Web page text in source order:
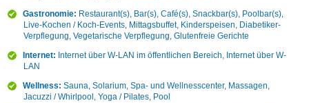
Gastronomie: Restaurant(s), Bar(s), Café(s), Snackbar(s), Poolbar(s),
Live-Kochen / Koch-Events, Mittagsbuffet, Kinderspeisen, Diabetiker-
Verpflegung, Vegetarische Verpflegung, Glutenfreie Gerichte
Internet: Internet über W-LAN im öffentlichen Bereich, Internet über W-
LAN
Wellness: Sauna, Solarium, Spa- und Wellnesscenter, Massagen,
Jacuzzi / Whirlpool, Yoga / Pilates, Pool